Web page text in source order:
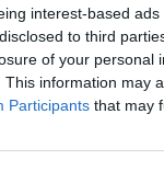
interest-based
to third
of your personal
This information may
Participants that may
appena due
vitigno
nel finale, è
conoscenza dei
la regione. Dopo